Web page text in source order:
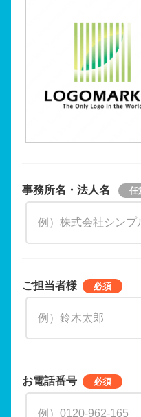
事務所名・法人名
ご担当者様
お電話番号